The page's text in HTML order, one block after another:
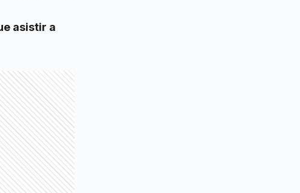
asistir a